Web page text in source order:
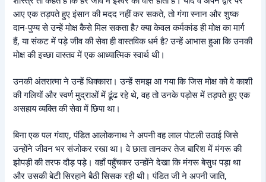
आए एक तड़पते हुए इंसान की मदद नहीं कर सकते, तो गंगा स्नान और शुष्क
दान-पुण्य से उन्हें मोक्ष कैसे मिल सकता है? क्या केवल कर्मकांड ही मोक्ष का मार्ग
हैं, या संकट में पड़े जीव की सेवा ही वास्तविक धर्म है? उन्हें आभास हुआ कि उनकी
मोक्ष की इच्छा वास्तव में एक आध्यात्मिक स्वार्थ थी।
उनकी अंतरात्मा ने उन्हें धिक्कारा। उन्हें समझ आ गया कि जिस मोक्ष को वे काशी
की गलियों और स्वर्ण मुद्राओं में ढूंढ रहे थे, वह तो उनके पड़ोस में तड़पते हुए एक
असहाय व्यक्ति की सेवा में छिपा था।
बिना एक पल गंवाए, पंडित आलोकनाथ ने अपनी वह लाल पोटली उठाई जिसे
उन्होंने जीवन भर संजोकर रखा था। वे छाता तानकर तेज बारिश में मंगरू की
झोपड़ी की तरफ दौड़ पड़े। वहाँ पहुँचकर उन्होंने देखा कि मंगरू बेसुध पड़ा था
और उसकी बेटी सिरहाने बैठी सिसक रही थी। पंडित जी ने अपनी जाति,